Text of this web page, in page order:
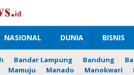
NASIONAL DUNIA BISNIS
Bandar Lampung Bandung
Mamuju Manado Manokwari